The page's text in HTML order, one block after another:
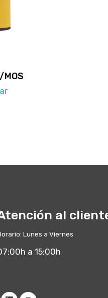
MOS
al
Lunes a Viernes
a 15:00h